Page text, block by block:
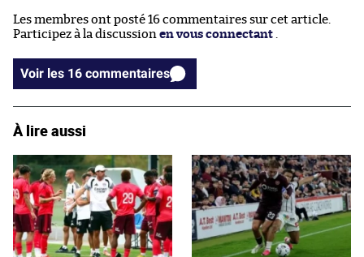
Les membres ont posté 16 commentaires sur cet article.
Participez à la discussion en vous connectant
Voir les 16 commentaires
À lire aussi